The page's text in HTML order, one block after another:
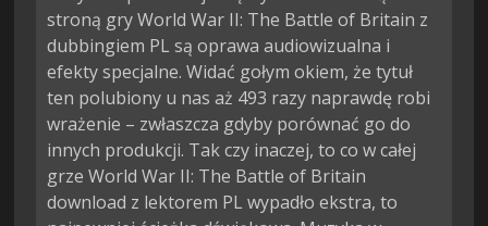
stroną gry World War II: The Battle of Britain z
dubbingiem PL są oprawa audiowizualna i
efekty specjalne. Widać gołym okiem, że tytuł
ten polubiony u nas aż 493 razy naprawdę robi
wrażenie – zwłaszcza gdyby porównać go do
innych produkcji. Tak czy inaczej, to co w całej
grze World War II: The Battle of Britain
download z lektorem PL wypadło ekstra, to